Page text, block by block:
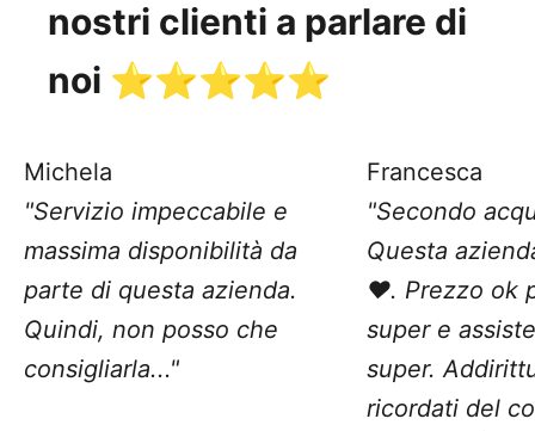
nostri clienti a parlare di
noi ⭐️⭐️⭐️⭐️⭐️
Michela
"Servizio impeccabile e
massima disponibilità da
parte di questa azienda.
Quindi, non posso che
consigliarla..."
Francesca
"Secondo
Questa
❤️. Prezzo ok
super e
super.
ricordati del